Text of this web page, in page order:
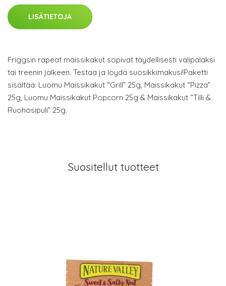
LISÄTIETOJA
Friggsin rapeat maissikakut sopivat täydellisesti välipalaksi
tai treenin jälkeen. Testaa ja löydä suosikkimakusi!Paketti
sisältää: Luomu Maissikakut “Grill” 25g, Maissikakut “Pizza”
25g, Luomu Maissikakut Popcorn 25g & Maissikakut “Tilli &
Ruohosipuli” 25g.
Suositellut tuotteet